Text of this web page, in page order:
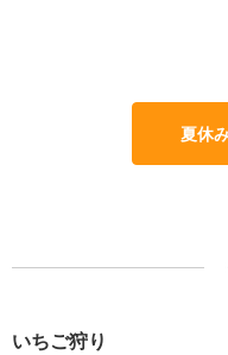
夏休
いちご狩り